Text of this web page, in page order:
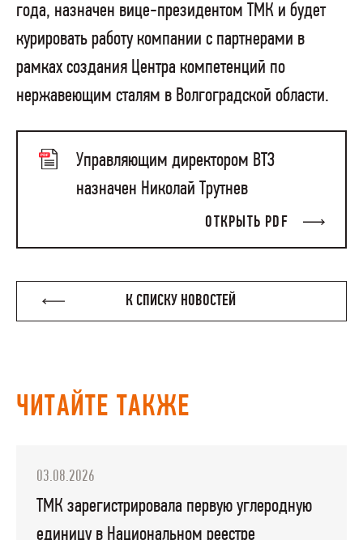
года, назначен вице-президентом ТМК и будет
курировать работу компании с партнерами в
рамках создания Центра компетенций по
нержавеющим сталям в Волгоградской области.
Управляющим директором ВТЗ
назначен Николай Трутнев
ОТКРЫТЬ PDF
К СПИСКУ НОВОСТЕЙ
ЧИТАЙТЕ ТАКЖЕ
03.08.2026
ТМК зарегистрировала первую углеродную
единицу в Национальном реестре